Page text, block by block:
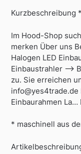
Kurzbeschreibung *
Im Hood-Shop
merken Über uns
Halogen LED
Einbaustrahler –>
zu. Sie erreichen
Einbaurahmen La…
* maschinell aus